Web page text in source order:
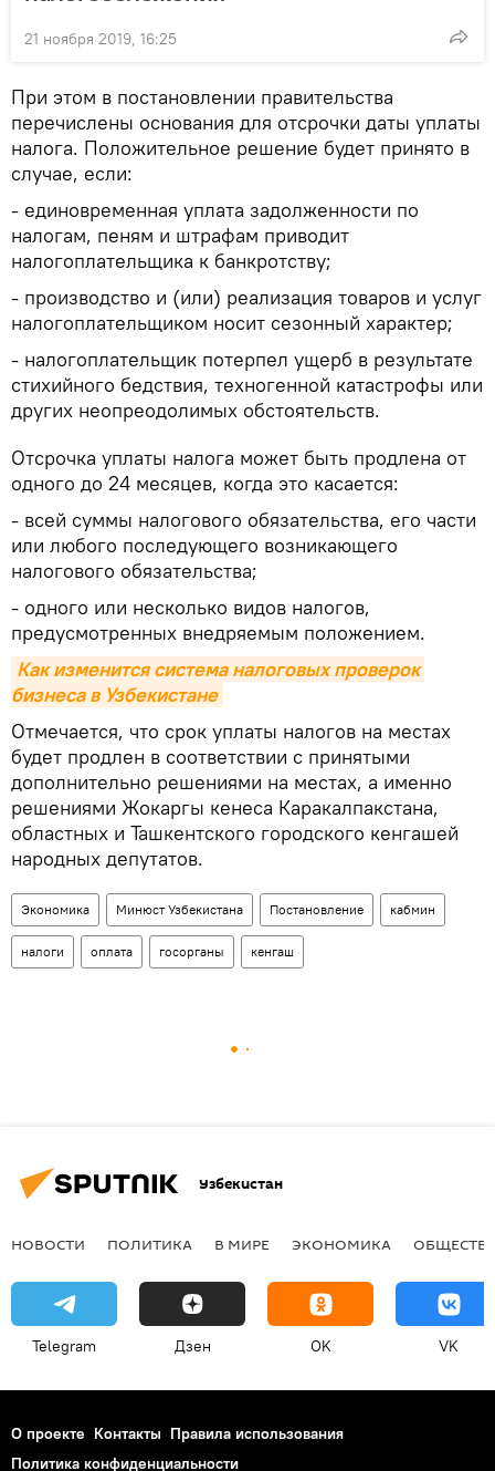
21 ноября 2019, 16:25
При этом в постановлении правительства
перечислены основания для отсрочки даты уплаты
налога. Положительное решение будет принято в
случае, если:
- единовременная уплата задолженности по
налогам, пеням и штрафам приводит
налогоплательщика к банкротству;
- производство и (или) реализация товаров и услуг
налогоплательщиком носит сезонный характер;
- налогоплательщик потерпел ущерб в результате
стихийного бедствия, техногенной катастрофы или
других неопреодолимых обстоятельств.
Отсрочка уплаты налога может быть продлена от
одного до 24 месяцев, когда это касается:
- всей суммы налогового обязательства, его части
или любого последующего возникающего
налогового обязательства;
- одного или несколько видов налогов,
предусмотренных внедряемым положением.
Как изменится система налоговых проверок
бизнеса в Узбекистане
Отмечается, что срок уплаты налогов на местах
будет продлен в соответствии с принятыми
дополнительно решениями на местах, а именно
решениями Жокаргы кенеса Каракалпакстана,
областных и Ташкентского городского кенгашей
народных депутатов.
Экономика Минюст Узбекистана Постановление кабмин
налоги оплата госорганы кенгаш
Узбекистан
НОВОСТИ ПОЛИТИКА В МИРЕ ЭКОНОМИКА
Telegram Дзен OK VK
О проекте Контакты Правила использования
Политика конфиденциальности